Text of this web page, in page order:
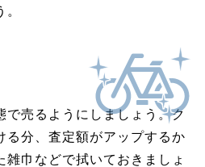
で売るようにしましょう。ク
る分、査定額がアップするか
雑巾などで拭いておきましょ